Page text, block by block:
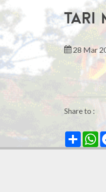
Tari
28 Mar
Share to :
Share